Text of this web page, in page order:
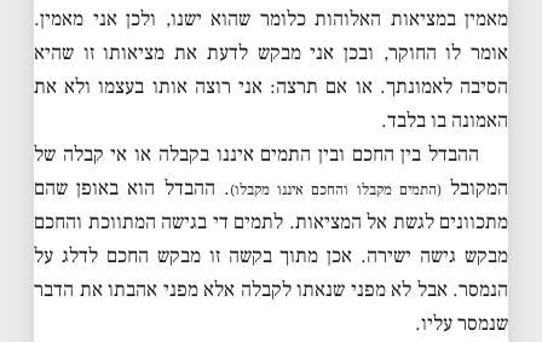
מאמין במציאות האלוהות כלומר שהוא ישנו, ולכן אני מאמין.
אומר לו החוקר, ובכן אני מבקש לדעת את מציאותו זו שהיא
הסיבה לאמונתך. או אם תרצה: אני רוצה אותו בעצמו ולא את
האמונה בו בלבד.
ההבדל בין החכם ובין התמים איננו בקבלה או אי קבלה של
המקובל(התמים מקבלו והחכם איננו מקבלו). ההבדל הוא באופן שהם
מתכוונים לגשת אל המציאות. לתמים די בגישה המתווכת והחכם
מבקש גישה ישירה. אכן מתוך בקשה זו מבקש החכם לדלג על
הנמסר. אבל לא מפני שנאתו לקבלה אלא מפני אהבתו את הדבר
שנמסר עליו.